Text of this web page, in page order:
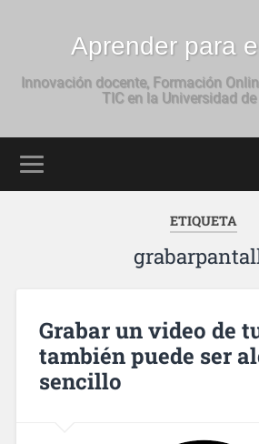
Aprender para
Innovación docente, Formación
TIC en la Universidad
ETIQUETA
Grabar un video de
también puede ser
sencillo